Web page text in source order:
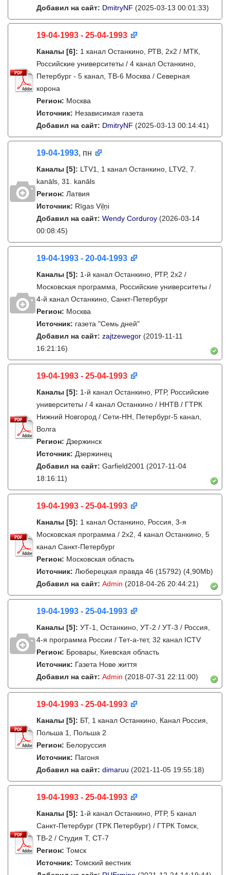
Добавил на сайт: DmitryNF (2025-03-13 00:01:33)
19-04-1993 - 25-04-1993
Каналы [6]: 1 канал Останкино, РТВ, 2х2 / МТК,
Российские университеты / 4 канал Останкино,
Петербург - 5 канал, ТВ-6 Москва / Северная
корона
Регион: Москва
Источник: Независимая газета
Добавил на сайт: DmitryNF (2025-03-13 00:14:41)
19-04-1993, пн
Каналы [5]: LTV1, 1 канал Останкино, LTV2, 7.
kanāls, 31. kanāls
Регион: Латвия
Источник: Rīgas Viļņi
Добавил на сайт: Wendy Corduroy (2026-03-14
00:08:45)
19-04-1993 - 20-04-1993
Каналы [5]: 1-й канал Останкино, РТР, 2х2 /
Московская программа, Российские университеты /
4-й канал Останкино, Санкт-Петербург
Регион: Москва
Источник: газета "Семь дней"
Добавил на сайт: zajtzewegor (2019-11-11
16:21:16)
19-04-1993 - 25-04-1993
Каналы [5]: 1-й канал Останкино, РТР, Российские
университеты / 4 канал Останкино / ННТВ / ГТРК
Нижний Новгород / Сети-НН, Петербург-5 канал,
Волга
Регион: Дзержинск
Источник: Дзержинец
Добавил на сайт: Garfield2001 (2017-11-04
18:16:11)
19-04-1993 - 25-04-1993
Каналы [5]: 1 канал Останкино, Россия, 3-я
Московская программа / 2x2, 4 канал Останкино, 5
канал Санкт-Петербург
Регион: Московская область
Источник: Люберецкая правда 46 (15792) (4,90Mb)
Добавил на сайт: Admin (2018-04-26 20:44:21)
19-04-1993 - 25-04-1993
Каналы [5]: УТ-1, Останкино, УТ-2 / УТ-3 / Россия,
4-я программа России / Тет-а-тет, 32 канал ICTV
Регион: Бровары, Киевская область
Источник: Газета Нове життя
Добавил на сайт: Admin (2018-07-31 22:11:00)
19-04-1993 - 25-04-1993
Каналы [5]: БТ, 1 канал Останкино, Канал Россия,
Польша 1, Польша 2
Регион: Белоруссия
Источник: Пагоня
Добавил на сайт: dimaruu (2021-11-05 19:55:18)
19-04-1993 - 25-04-1993
Каналы [5]: 1-й канал Останкино, РТР, 5 канал
Санкт-Петербург (ТРК Петербург) / ГТРК Томск,
ТВ-2 / Студия Т, СТ-7
Регион: Томск
Источник: Томский вестник